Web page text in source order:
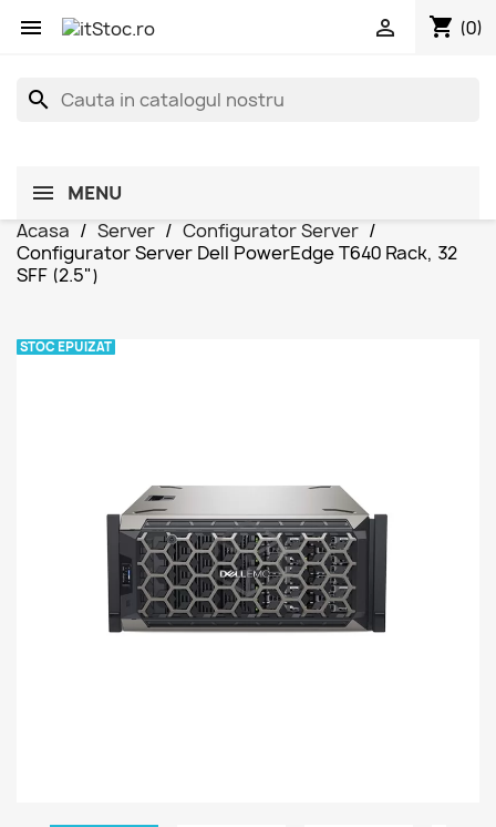
 shopping_cart (0)

search
MENU
Acasa
Server
Configurator Server
Configurator Server Dell PowerEdge T640 Rack, 32
SFF (2.5")
STOC EPUIZAT